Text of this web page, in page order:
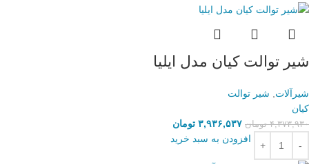
شیر توالت کیان مدل ایلیا
شیرآلات
شیر توالت
کیان
۴,۳۷۳,۹۳۰ تومان ۳,۹۳۶,۵۳۷ تومان
افزودن به سبد خرید